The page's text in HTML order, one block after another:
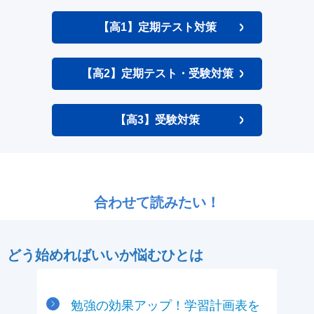
【高1】定期テスト対策
【高2】定期テスト・受験対策
【高3】受験対策
合わせて読みたい！
どう始めればいいか悩むひとは
勉強の効果アップ！学習計画表を